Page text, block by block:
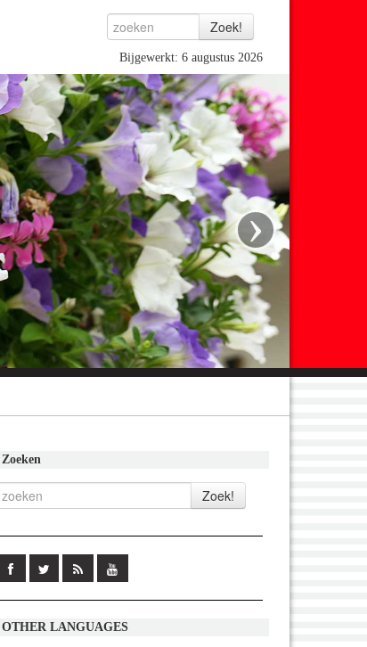
Bijgewerkt: 6 augustus 2026
›
Zoeken
OTHER LANGUAGES